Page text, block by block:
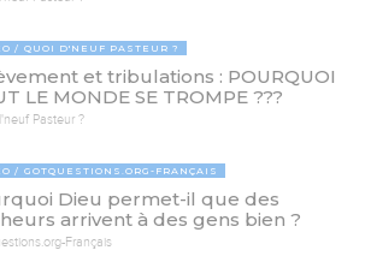
QUOI D'NEUF PASTEUR ?
et tribulations : POURQUOI
LE MONDE SE TROMPE ???
Pasteur ?
GOTQUESTIONS.ORG-FRANÇAIS
Dieu permet-il que des
arrivent à des gens bien ?
Français